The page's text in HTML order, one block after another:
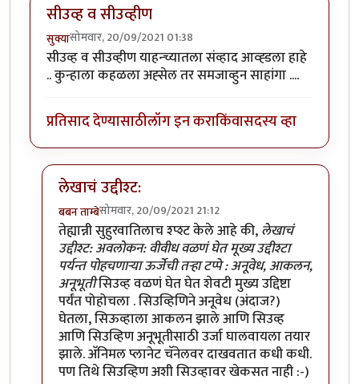
सीउव्ह व सीउव्हीण
सुक्यासोमवार, 20/09/2021 01:38
सीउव्ह व सीउव्हीण याहन्च्यातला संव्हाद आव्ह्डला हाहे
.. कुन्हाला कहळला अह्सेल तर समजाव्हुन साहांगा ....
प्रतिसाद देण्यासाठीलॉग इन कराकिंवासदस्य व्हा
लेखाचं उद्दीश्ट:
बबन ताम्बेसोमवार, 20/09/2021 21:12
In reply toसीउव्ह व सीउव्हीणbyसुक्या
तेह्यान्नी सुहुरवातिलाच श्प्श्ट केले आहे की,लेखाचं
उद्दीश्ट: अवलोकन: वीवीध वळणं घेत मूख्य उद्दीश्टा
पर्यन्त पोहचणार्‍या ऊर्जेची तर्‍हा टप्पे : अनूवेध, आकलन,
अनूभूतीसिउव्ह वळणं घेत घेत शेवटी मुख्य उद्दिष्टा
पर्यंत पोहोचला . सिउव्हिणिने अनूवेध (अंदाज?)
घेतला, सिऊव्हाला आकलन झाले आणि सिउव्ह
आणि सिउव्हिण अनूभूतीसाठी उर्जा घालवायला तयार
झाले. अ‍ॅनिमल प्लानेट चॅनेलवर दाखवतात कधी कधी.
पण तिथे सिउव्हिण अशी सिउव्हावर खेकसत नाही :-)